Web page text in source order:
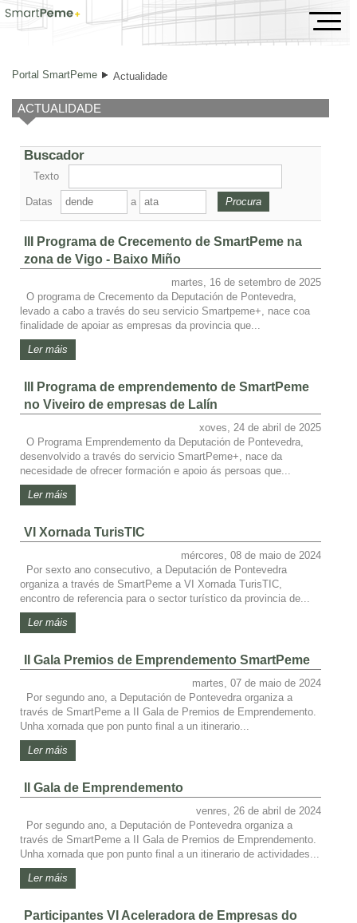
Actualidade
Portal SmartPeme Actualidade
ACTUALIDADE
Buscador
Texto
Datas a
III Programa de Crecemento de SmartPeme na
zona de Vigo - Baixo Miño
martes, 16 de setembro de 2025
O programa de Crecemento da Deputación de Pontevedra,
levado a cabo a través do seu servicio Smartpeme+, nace coa
finalidade de apoiar as empresas da provincia que...
Ler máis
III Programa de emprendemento de SmartPeme
no Viveiro de empresas de Lalín
xoves, 24 de abril de 2025
O Programa Emprendemento da Deputación de Pontevedra,
desenvolvido a través do servicio SmartPeme+, nace da
necesidade de ofrecer formación e apoio ás persoas que...
Ler máis
VI Xornada TurisTIC
mércores, 08 de maio de 2024
Por sexto ano consecutivo, a Deputación de Pontevedra
organiza a través de SmartPeme a VI Xornada TurisTIC,
encontro de referencia para o sector turístico da provincia de...
Ler máis
II Gala Premios de Emprendemento SmartPeme
martes, 07 de maio de 2024
Por segundo ano, a Deputación de Pontevedra organiza a
través de SmartPeme a II Gala de Premios de Emprendemento.
Unha xornada que pon punto final a un itinerario...
Ler máis
II Gala de Emprendemento
venres, 26 de abril de 2024
Por segundo ano, a Deputación de Pontevedra organiza a
través de SmartPeme a II Gala de Premios de Emprendemento.
Unha xornada que pon punto final a un itinerario de actividades...
Ler máis
Participantes VI Aceleradora de Empresas do